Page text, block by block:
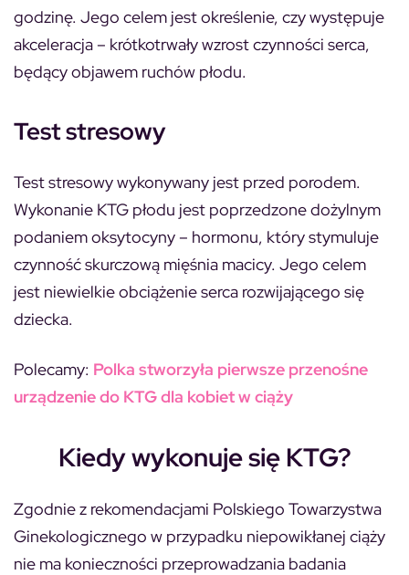
godzinę. Jego celem jest określenie, czy występuje
akceleracja – krótkotrwały wzrost czynności serca,
będący objawem ruchów płodu.
Test stresowy
Test stresowy wykonywany jest przed porodem.
Wykonanie KTG płodu jest poprzedzone dożylnym
podaniem oksytocyny – hormonu, który stymuluje
czynność skurczową mięśnia macicy. Jego celem
jest niewielkie obciążenie serca rozwijającego się
dziecka.
Polecamy: Polka stworzyła pierwsze przenośne
urządzenie do KTG dla kobiet w ciąży
Kiedy wykonuje się KTG?
Zgodnie z rekomendacjami Polskiego Towarzystwa
Ginekologicznego w przypadku niepowikłanej ciąży
nie ma konieczności przeprowadzania badania